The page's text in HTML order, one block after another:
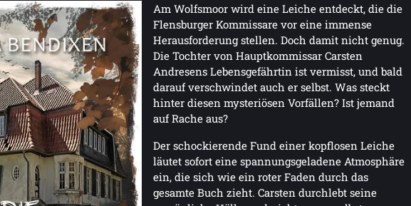
Am Wolfsmoor wird eine Leiche entdeckt, die die
Flensburger Kommissare vor eine immense
Herausforderung stellen. Doch damit nicht genug.
Die Tochter von Hauptkommissar Carsten
Andresens Lebensgefährtin ist vermisst, und bald
darauf verschwindet auch er selbst. Was steckt
hinter diesen mysteriösen Vorfällen? Ist jemand
auf Rache aus?
Der schockierende Fund einer kopflosen Leiche
läutet sofort eine spannungsgeladene Atmosphäre
ein, die sich wie ein roter Faden durch das
gesamte Buch zieht. Carsten durchlebt seine